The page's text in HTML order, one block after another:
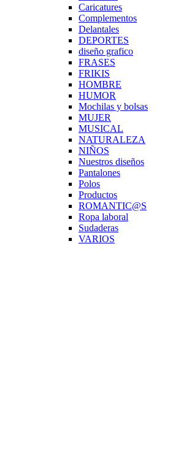
Caricatures
Complementos
Delantales
DEPORTES
diseño grafico
FRASES
FRIKIS
HOMBRE
HUMOR
Mochilas y bolsas
MUJER
MUSICAL
NATURALEZA
NIÑOS
Nuestros diseños
Pantalones
Polos
Productos
ROMANTIC@S
Ropa laboral
Sudaderas
VARIOS